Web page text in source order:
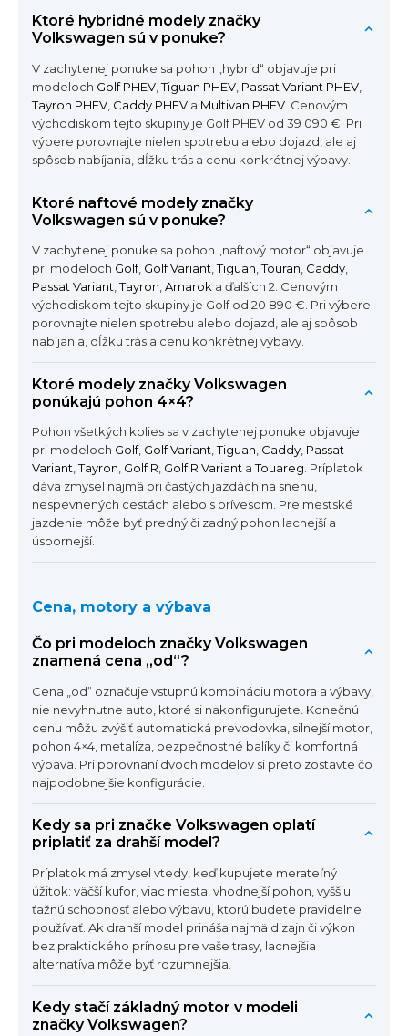
Ktoré hybridné modely značky
Volkswagen sú v ponuke?
V zachytenej ponuke sa pohon „hybrid“ objavuje pri
modeloch Golf PHEV ,Tiguan PHEV Passat Variant PHEV
Tayron PHEV Caddy PHEV a Multivan PHEV . Cenovým
východiskom tejto skupiny je Golf PHEV od 39 090 €. Pri
výbere porovnajte nielen spotrebu alebo dojazd, ale aj
spôsob nabíjania, dĺžku trás a cenu konkrétnej výbavy.
Ktoré naftové modely značky
Volkswagen sú v ponuke?
V zachytenej ponuke sa pohon „naftový motor“ objavuje
pri modeloch Golf, Golf Variant ,Tiguan ,Touran Caddy
Passat Variant ,Tayron Amarok a ďalších 2. Cenovým
východiskom tejto skupiny je Golf od 20 890 €. Pri výbere
porovnajte nielen spotrebu alebo dojazd, ale aj spôsob
nabíjania, dĺžku trás a cenu konkrétnej výbavy.
Ktoré modely značky Volkswagen
ponúkajú pohon 4×4?
Pohon všetkých kolies sa v zachytenej ponuke objavuje
pri modeloch Golf, Golf Variant,Tiguan, Caddy, Passat
Variant,Tayron, Golf R, Golf R Variant aTouareg. Príplatok
dáva zmysel najmä pri častých jazdách na snehu,
nespevnených cestách alebo s prívesom. Pre mestské
jazdenie môže byť predný či zadný pohon lacnejší a
úspornejší.
Cena, motory a výbava
Čo pri modeloch značky Volkswagen
znamená cena „od“?
Cena „od“ označuje vstupnú kombináciu motora a výbavy,
nie nevyhnutne auto, ktoré si nakonfigurujete. Konečnú
cenu môžu zvýšiť automatická prevodovka, silnejší motor,
pohon 4×4, metalíza, bezpečnostné balíky či komfortná
výbava. Pri porovnaní dvoch modelov si preto zostavte čo
najpodobnejšie konfigurácie.
Kedy sa pri značke Volkswagen oplatí
priplatiť za drahší model?
Príplatok má zmysel vtedy, keď kupujete merateľný
úžitok: väčší kufor, viac miesta, vhodnejší pohon, vyššiu
ťažnú schopnosť alebo výbavu, ktorú budete pravidelne
používať. Ak drahší model prináša najmä dizajn či výkon
bez praktického prínosu pre vaše trasy, lacnejšia
alternatíva môže byť rozumnejšia.
Kedy stačí základný motor v modeli
značky Volkswagen?